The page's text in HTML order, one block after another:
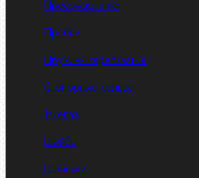
Пресс-масленки
Пробки
Пружины тарельчатые
Стопорные кольца
Такелаж
Шайбы
Шпильки